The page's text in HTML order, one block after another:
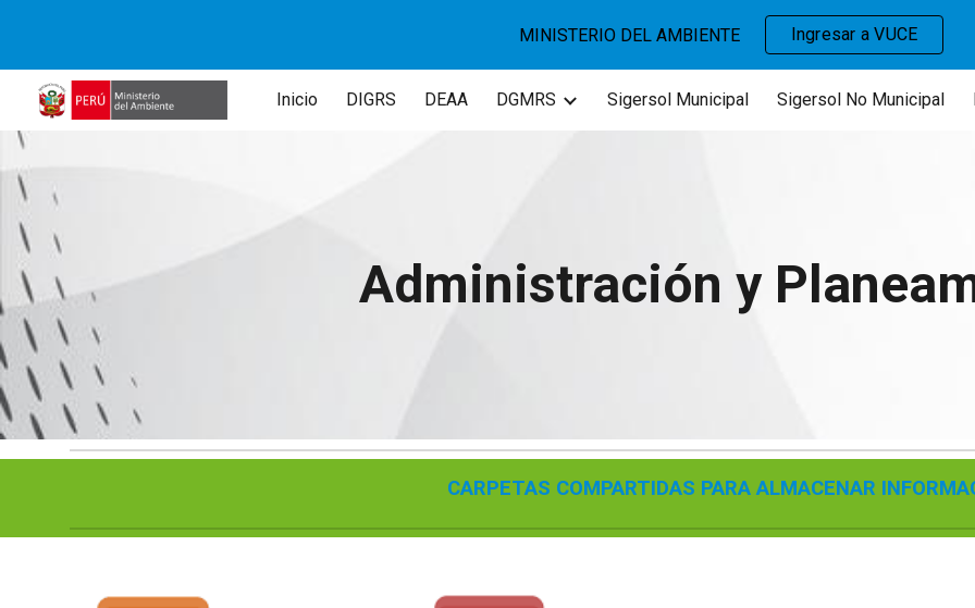
Skip to main content Skip to
MINISTERIO DEL AMBIENTE Ingresar a VUCE
Inicio DIGRS DEAA DGMRS Sigersol Municipal Sigersol No Municipal
Administración y
CARPETAS COMPARTIDAS PARA ALMACENAR